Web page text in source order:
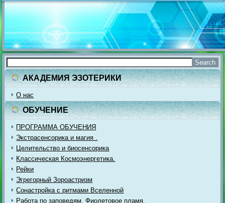
АКАДЕМИЯ ЭЗОТЕРИКИ
О нас
ОБУЧЕНИЕ
ПРОГРАММА ОБУЧЕНИЯ
Экстрасенсорика и магия .
Целительство и биосенсорика
Классическая Космоэнергетика.
Рейки
Эгрегорный Зороастризм
Сонастройка с ритмами Вселенной
Работа по заповедям. Фиолетовое пламя.